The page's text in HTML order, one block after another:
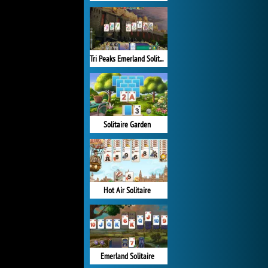
Tri Peaks Emerland Solitaire
Solitaire Garden
Hot Air Solitaire
Emerland Solitaire